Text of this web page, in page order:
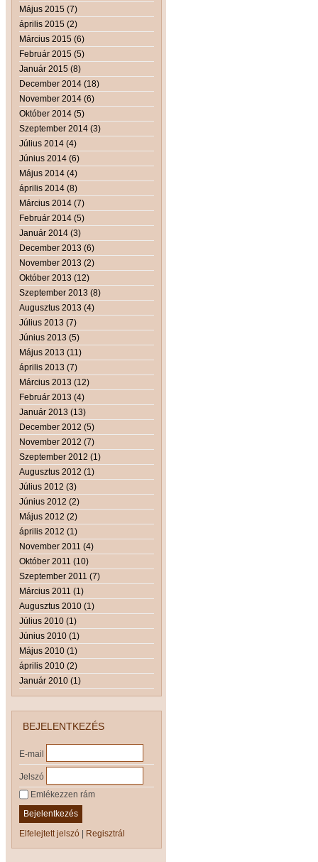
Május 2015 (7)
április 2015 (2)
Március 2015 (6)
Február 2015 (5)
Január 2015 (8)
December 2014 (18)
November 2014 (6)
Október 2014 (5)
Szeptember 2014 (3)
Július 2014 (4)
Június 2014 (6)
Május 2014 (4)
április 2014 (8)
Március 2014 (7)
Február 2014 (5)
Január 2014 (3)
December 2013 (6)
November 2013 (2)
Október 2013 (12)
Szeptember 2013 (8)
Augusztus 2013 (4)
Július 2013 (7)
Június 2013 (5)
Május 2013 (11)
április 2013 (7)
Március 2013 (12)
Február 2013 (4)
Január 2013 (13)
December 2012 (5)
November 2012 (7)
Szeptember 2012 (1)
Augusztus 2012 (1)
Július 2012 (3)
Június 2012 (2)
Május 2012 (2)
április 2012 (1)
November 2011 (4)
Október 2011 (10)
Szeptember 2011 (7)
Március 2011 (1)
Augusztus 2010 (1)
Július 2010 (1)
Június 2010 (1)
Május 2010 (1)
április 2010 (2)
Január 2010 (1)
BEJELENTKEZÉS
E-mail
Jelszó
Emlékezzen rám
Bejelentkezés
Elfelejtett jelszó | Regisztrál